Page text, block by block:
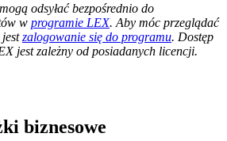
odsyłać bezpośrednio do
w programie LEX. Aby móc przeglądać
jestzalogowanie się do programu. Dostęp
jest zależny od posiadanych licencji.
biznesowe